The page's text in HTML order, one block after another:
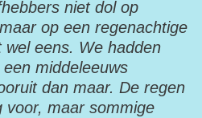
niet dol op
op een regenachtige
eens. We hadden
middeleeuws
dan maar. De regen
voor, maar sommige